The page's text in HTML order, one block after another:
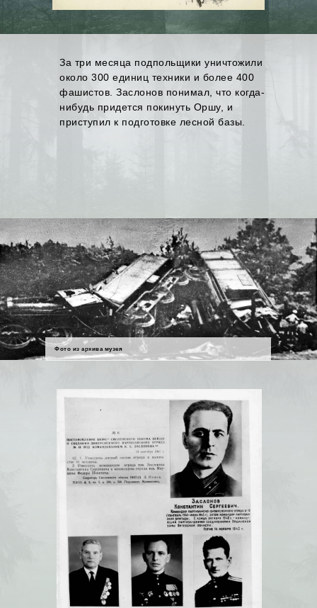
За три месяца подпольщики уничтожили
около 300 единиц техники и более 400
фашистов. Заслонов понимал, что когда-
нибудь придется покинуть Оршу, и
приступил к подготовке лесной базы.
Фото из архива музея